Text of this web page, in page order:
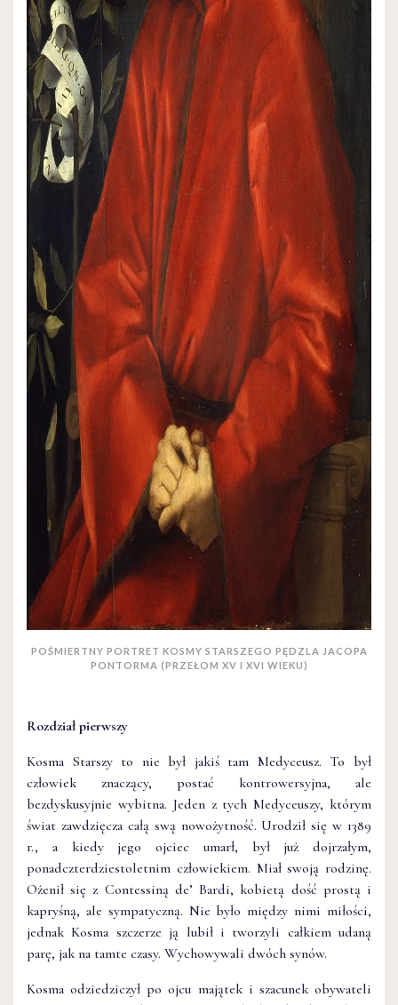
POŚMIERTNY PORTRET KOSMY STARSZEGO PĘDZLA JACOPA
PONTORMA (PRZEŁOM XV I XVI WIEKU)
Rozdział pierwszy
Kosma Starszy to nie był jakiś tam Medyceusz. To był
człowiek znaczący, postać kontrowersyjna, ale
bezdyskusyjnie wybitna. Jeden z tych Medyceuszy, którym
świat zawdzięcza całą swą nowożytność. Urodził się w 1389
r., a kiedy jego ojciec umarł, był już dojrzałym,
ponadczterdziestoletnim człowiekiem. Miał swoją rodzinę.
Ożenił się z Contessiną de’ Bardi, kobietą dość prostą i
kapryśną, ale sympatyczną. Nie było między nimi miłości,
jednak Kosma szczerze ją lubił i tworzyli całkiem udaną
parę, jak na tamte czasy. Wychowywali dwóch synów.
Kosma odziedziczył po ojcu majątek i szacunek obywateli